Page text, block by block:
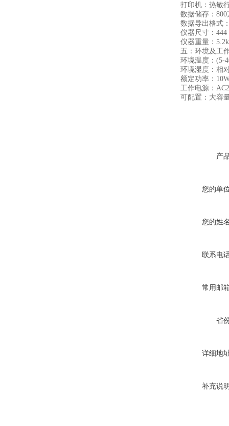
打印机：热敏行
数据储存：800
数据导出格式：
仪器尺寸：444 x
仪器重量：
五：环境及工
环境温度：(5-
环境湿度：相对
额定功率：
工作电源：
可配置：大容量
产
您的单
您的姓
联系电
常用邮
省
详细地
补充说